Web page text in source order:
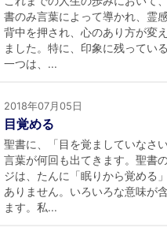
書のみ言葉によって導かれ、霊感
背中を押され、心のあり方が変
ました。特に、印象に残ってい
一つは、...
2018年07月05日
目覚める
聖書に、「目を覚ましていなさ
言葉が何回も出てきます。聖書
ジは、たんに「眠りから覚める
ありません。いろいろな意味が
ます。私...